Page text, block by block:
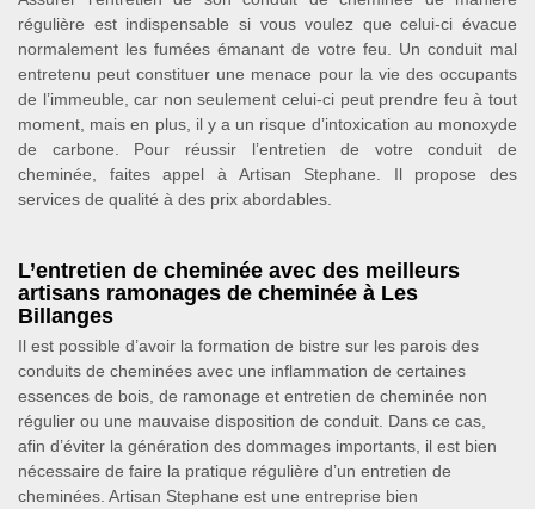
régulière est indispensable si vous voulez que celui-ci évacue
normalement les fumées émanant de votre feu. Un conduit mal
entretenu peut constituer une menace pour la vie des occupants
de l’immeuble, car non seulement celui-ci peut prendre feu à tout
moment, mais en plus, il y a un risque d’intoxication au monoxyde
de carbone. Pour réussir l’entretien de votre conduit de
cheminée, faites appel à Artisan Stephane. Il propose des
services de qualité à des prix abordables.
L’entretien de cheminée avec des meilleurs
artisans ramonages de cheminée à Les
Billanges
Il est possible d’avoir la formation de bistre sur les parois des
conduits de cheminées avec une inflammation de certaines
essences de bois, de ramonage et entretien de cheminée non
régulier ou une mauvaise disposition de conduit. Dans ce cas,
afin d’éviter la génération des dommages importants, il est bien
nécessaire de faire la pratique régulière d’un entretien de
cheminées. Artisan Stephane est une entreprise bien